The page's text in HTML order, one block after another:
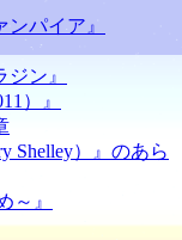
パイア』
ン』
）』
Shelley）』のあら
～』